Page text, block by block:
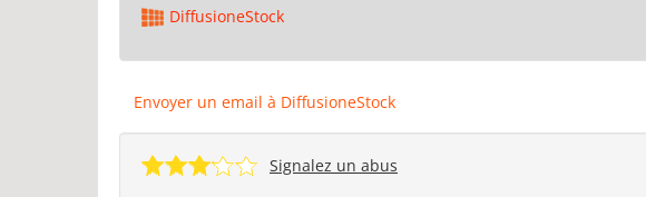
DiffusioneStock
Envoyer un email à DiffusioneStock
Signalez un abus